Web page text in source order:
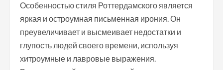
Особенностью стиля Роттердамского является
яркая и остроумная письменная ирония. Он
преувеличивает и высмеивает недостатки и
глупость людей своего времени, используя
хитроумные и лавровые выражения.